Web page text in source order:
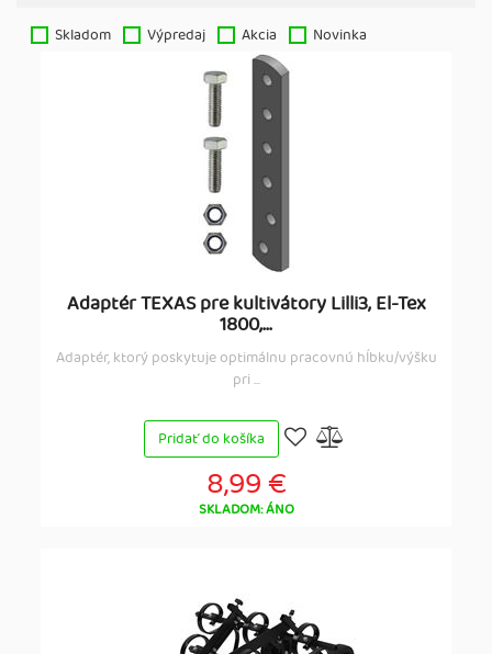
Skladom Výpredaj Akcia Novinka
Adaptér TEXAS pre kultivátory Lilli3, El-Tex
1800,...
Adaptér, ktorý poskytuje optimálnu pracovnú hĺbku/výšku
pri ...
Pridať do košíka
8,99 €
SKLADOM: ÁNO